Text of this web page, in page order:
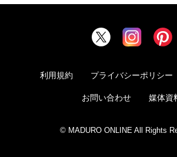
利用規約 プライバシーポリシー
お問い合わせ 媒体資
© MADURO ONLINE All Rights